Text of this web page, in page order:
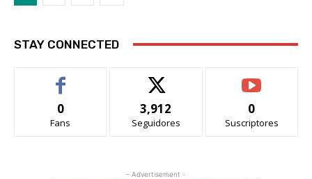
STAY CONNECTED
0
Fans
3,912
Seguidores
0
Suscriptores
- Advertisement -